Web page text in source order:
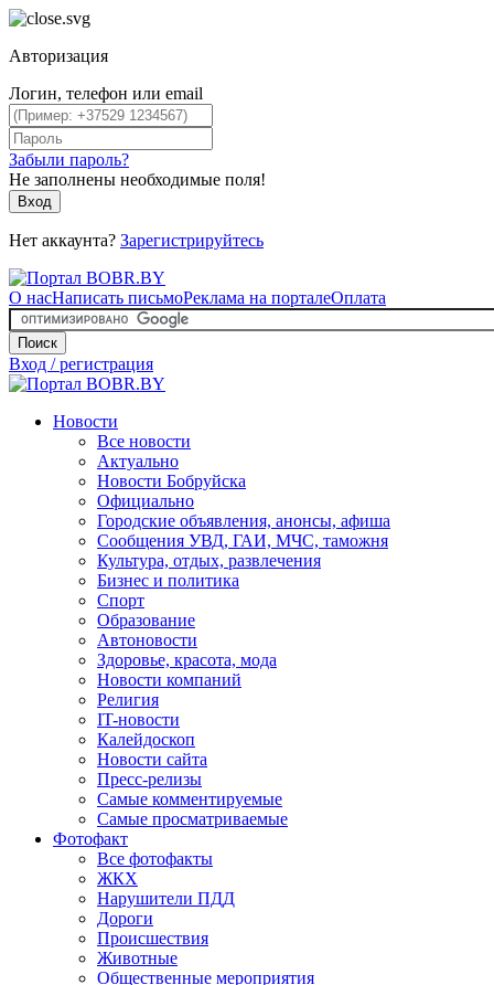
Авторизация
Логин, телефон или email
Забыли пароль?
Не заполнены необходимые поля!
Вход
Нет аккаунта? Зарегистрируйтесь
О насНаписать письмоРеклама на порталеОплата
Поиск
Вход / регистрация
Новости
Все новости
Актуально
Новости Бобруйска
Официально
Городские объявления, анонсы, афиша
Сообщения УВД, ГАИ, МЧС, таможня
Культура, отдых, развлечения
Бизнес и политика
Спорт
Образование
Автоновости
Здоровье, красота, мода
Новости компаний
Религия
IT-новости
Калейдоскоп
Новости сайта
Пресс-релизы
Самые комментируемые
Самые просматриваемые
Фотофакт
Все фотофакты
ЖКХ
Нарушители ПДД
Дороги
Происшествия
Животные
Общественные мероприятия